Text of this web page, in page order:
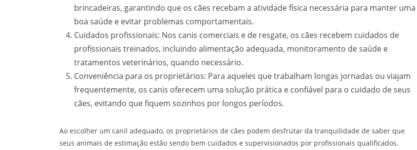
brincadeiras, garantindo que os cães recebam a atividade física necessária para manter uma
boa saúde e evitar problemas comportamentais.
Cuidados profissionais: Nos canis comerciais e de resgate, os cães recebem cuidados de
profissionais treinados, incluindo alimentação adequada, monitoramento de saúde e
tratamentos veterinários, quando necessário.
Conveniência para os proprietários: Para aqueles que trabalham longas jornadas ou viajam
frequentemente, os canis oferecem uma solução prática e confiável para o cuidado de seus
cães, evitando que fiquem sozinhos por longos períodos.
Ao escolher um canil adequado, os proprietários de cães podem desfrutar da tranquilidade de saber que
seus animais de estimação estão sendo bem cuidados e supervisionados por profissionais qualificados.